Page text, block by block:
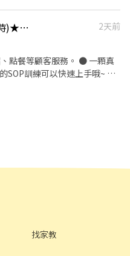
程 會有完整的課程及認證工
夥伴也都很友善（不信你自
！ ‼️投遞小雞履歷
⭐️職務
如果你
計薪，其餘時間有間休⭐ ⭐夜
作薪資 時薪２１０~
★含津貼、獎金230起(滿65小時)★點點心台茂南崁-長期外場PT
2天前
點餐等顧客服務。 ● 一顆真
SOP訓練可以快速上手哦~ ●
通過即調薪。
找家教